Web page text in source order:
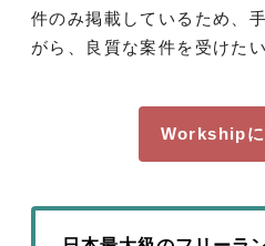
件のみ掲載しているため、
がら、良質な案件を受けた
Workshipに